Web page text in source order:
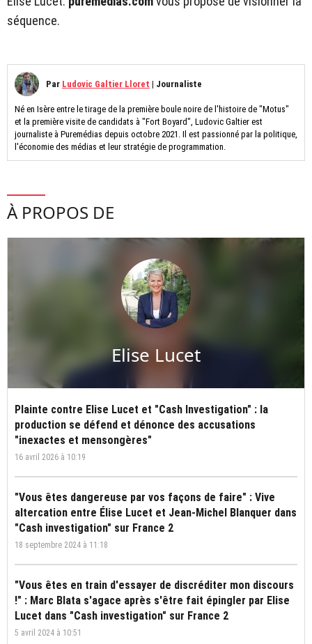
séquence.
Par Ludovic Galtier Lloret | Journaliste
Né en Isère entre le tirage de la première boule noire de l'histoire de "Motus"
et la première visite de candidats à "Fort Boyard", Ludovic Galtier est
journaliste à Puremédias depuis octobre 2021. Il est passionné par la politique,
l'économie des médias et leur stratégie de programmation.
À PROPOS DE
Elise Lucet
Plainte contre Elise Lucet et "Cash Investigation" : la
production se défend et dénonce des accusations
"inexactes et mensongères"
16 avril 2026 à 10:19
"Vous êtes dangereuse par vos façons de faire" : Vive
altercation entre Élise Lucet et Jean-Michel Blanquer dans
"Cash investigation" sur France 2
18 septembre 2024 à 11:18
"Vous êtes en train d'essayer de discréditer mon discours
!" : Marc Blata s'agace après s'être fait épingler par Elise
Lucet dans "Cash investigation" sur France 2
5 avril 2024 à 10:51